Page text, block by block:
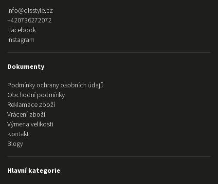
info@disstyle.cz
+420736272072
Facebook
Instagram
Dokumenty
Podmínky ochrany osobních údajů
Obchodní podmínky
Reklamace zboží
Vrácení zboží
Výmena velikosti
Kontakt
Blogy
Hlavní kategorie